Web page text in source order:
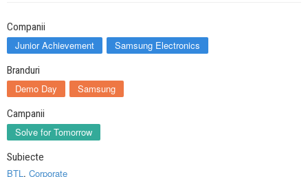
Companii
Junior Achievement Samsung Electronics
Branduri
Demo Day Samsung
Campanii
Solve for Tomorrow
Subiecte
BTL , Corporate